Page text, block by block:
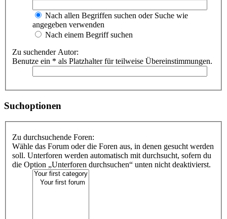
Nach allen Begriffen suchen oder Suche wie
angegeben verwenden
Nach einem Begriff suchen
Zu suchender Autor:
Benutze ein * als Platzhalter für teilweise Übereinstimmungen.
Suchoptionen
Zu durchsuchende Foren:
Wähle das Forum oder die Foren aus, in denen gesucht werden
soll. Unterforen werden automatisch mit durchsucht, sofern du
die Option „Unterforen durchsuchen“ unten nicht deaktivierst.